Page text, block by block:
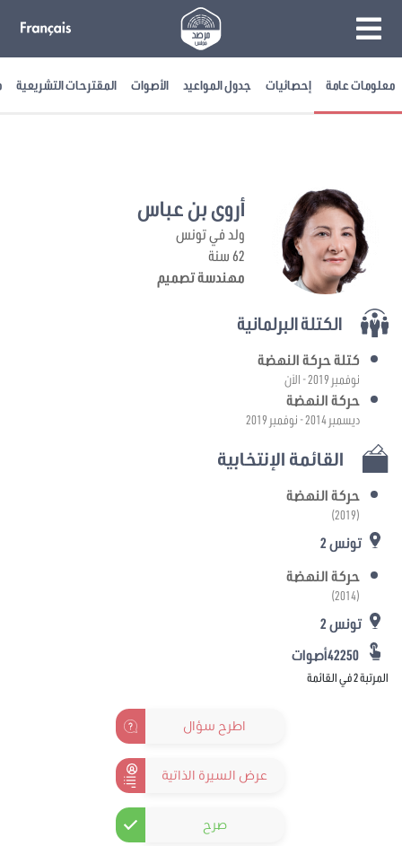
معلومات عامة إحصائيات جدول المواعيد الأصوات المقترحات التشريعية
أروى بن عباس
ولد في تونس
62 سنة
مهندسة تصميم
الكتلة البرلمانية
كتلة حركة النهضة
نوفمبر 2019 - الآن
حركة النهضة
ديسمبر 2014 - نوفمبر 2019
القائمة الإنتخابية
حركة النهضة
(2019)
تونس 2
حركة النهضة
(2014)
تونس 2
المرتبة 2 في القائمة
اطرح سؤال
عرض السيرة الذاتية
صرح